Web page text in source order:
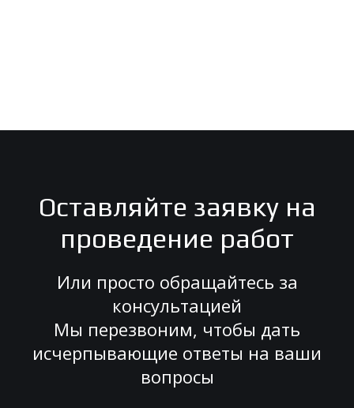
Оставляйте заявку на
проведение работ
Или просто обращайтесь за
консультацией
Мы перезвоним, чтобы дать
исчерпывающие ответы на ваши
вопросы